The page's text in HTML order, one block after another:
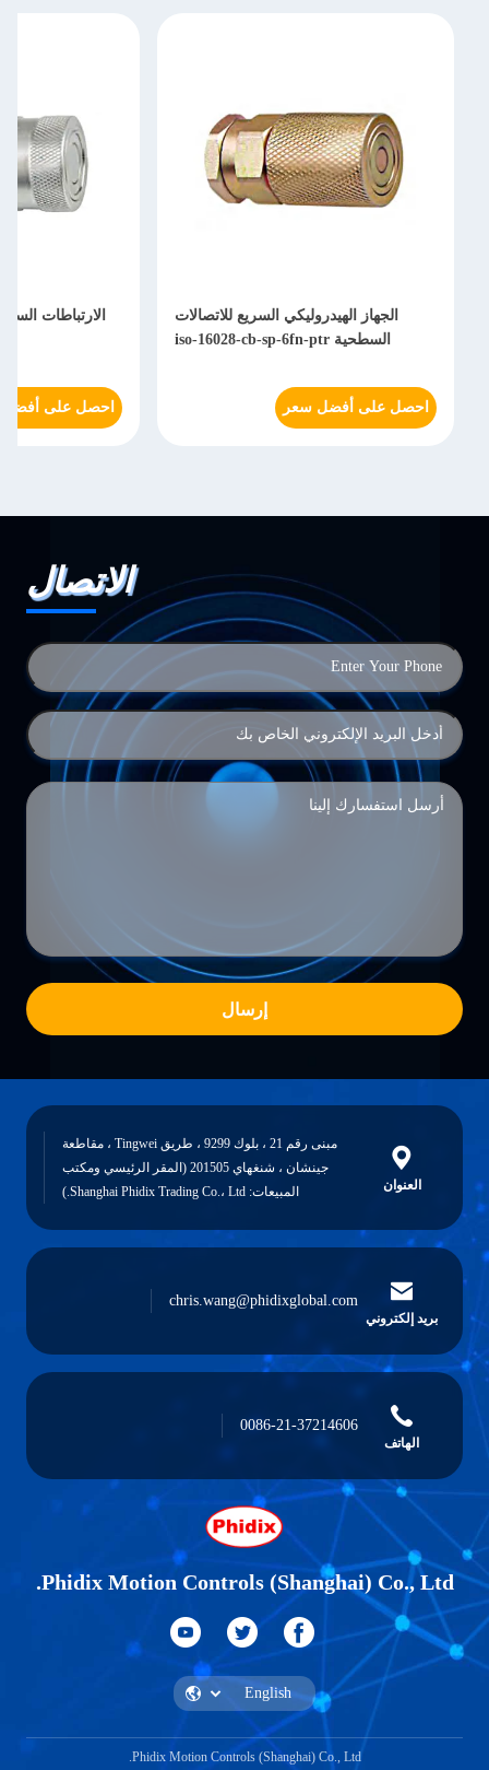
الجهاز الهيدروليكي السريع للاتصالات
السطحية iso-16028-cb-sp-6fn-ptr
احصل على أفضل سعر
الارتباطات
احصل على
الاتصال
إرسال
العنوان
مبنى رقم 21 ، بلوك 9299 ، طريق Tingwei ، مقاطعة
جينشان ، شنغهاي 201505 (المقر الرئيسي ومكتب
المبيعات: Shanghai Phidix Trading Co.، Ltd.)
بريد إلكتروني
chris.wang@phidixglobal.com
الهاتف
0086-21-37214606
Phidix Motion Controls (Shanghai) Co., Ltd.
Phidix Motion Controls (Shanghai) Co., Ltd.